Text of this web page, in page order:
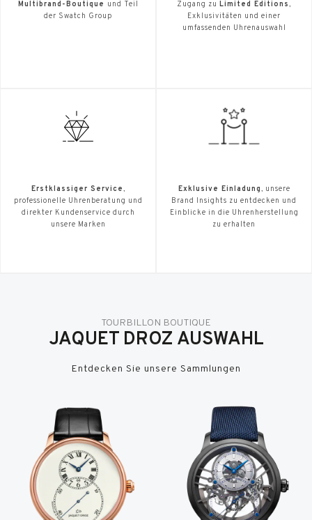
Multibrand-Boutique
und Teil
der Swatch Group
Zugang zu Limited Editions,
Exklusivitäten und einer
umfassenden Uhrenauswahl
Erstklassiger Service,
professionelle Uhrenberatung und
direkter Kundenservice durch
unsere Marken
Exklusive Einladung, unsere
Brand Insights zu entdecken und
Einblicke in die Uhrenherstellung
zu erhalten
TOURBILLON BOUTIQUE
JAQUET DROZ AUSWAHL
Entdecken Sie unsere Sammlungen